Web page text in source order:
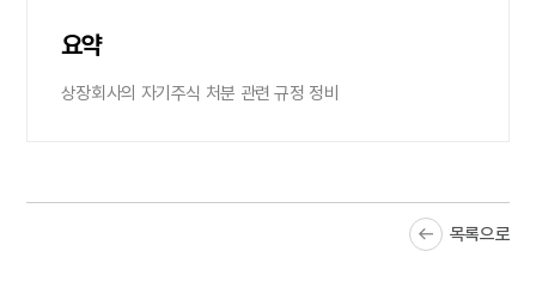
요약
상장회사의 자기주식 처분 관련 규정 정비
목록으로